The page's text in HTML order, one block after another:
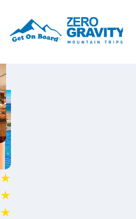
★
★
★